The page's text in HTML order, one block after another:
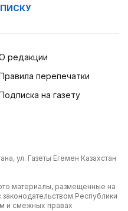
редакции
перепечатки
на газету
ул. Газеты Егемен Казахстан
материалы, размещенные на
законодательством Республики
и смежных правах